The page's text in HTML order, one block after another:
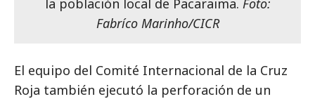
la población local de Pacaraima. Foto:
Fabríco Marinho/CICR
El equipo del Comité Internacional de la Cruz
Roja también ejecutó la perforación de un